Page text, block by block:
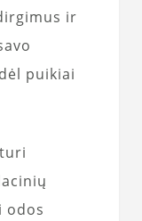
ir
puikiai
odos